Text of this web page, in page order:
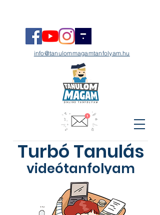
info@tanulommagamtanfolyam.hu
Turbó Tanulás
videótanfolyam